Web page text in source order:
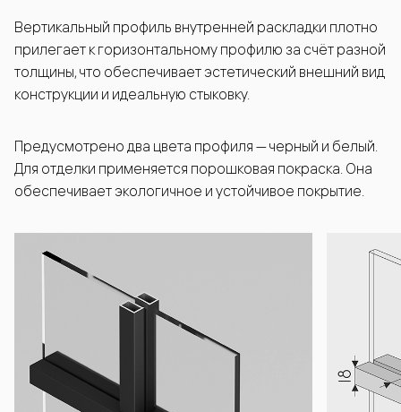
Вертикальный профиль внутренней раскладки плотно
прилегает к горизонтальному профилю за счёт разной
толщины, что обеспечивает эстетический внешний вид
конструкции и идеальную стыковку.
Предусмотрено два цвета профиля — черный и белый.
Для отделки применяется порошковая покраска. Она
обеспечивает экологичное и устойчивое покрытие.